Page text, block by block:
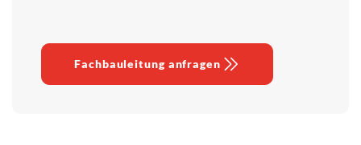
Fachbauleitung anfragen